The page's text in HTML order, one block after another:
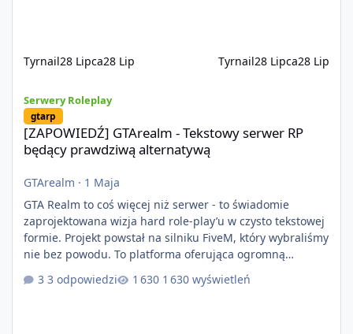
Tyrnail28 Lipca28 Lip Tyrnail28 Lipca28 Lip
Serwery Roleplay
gtarp
[ZAPOWIEDŹ] GTArealm - Tekstowy serwer RP
będący prawdziwą alternatywą
GTArealm · 1 Maja
GTA Realm to coś więcej niż serwer - to świadomie
zaprojektowana wizja hard role-play’u w czysto tekstowej
formie. Projekt powstał na silniku FiveM, który wybraliśmy
nie bez powodu. To platforma oferująca ogromną
elastyczność i znacznie szybszy rozwój systemów niż w
przypadku innych rozwiązań. Usprawniona
3 odpowiedzi 1 630 wyświetleń